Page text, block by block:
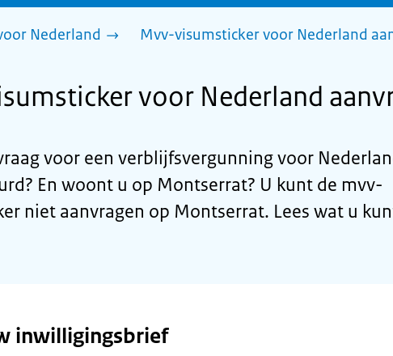
Nederland Mvv-visumsticker voor Nederland
voor Nederland
voor een verblijfsvergunning voor
En woont u op Montserrat? U kunt de mvv-
niet aanvragen op Montserrat. Lees wat u
inwilligingsbrief